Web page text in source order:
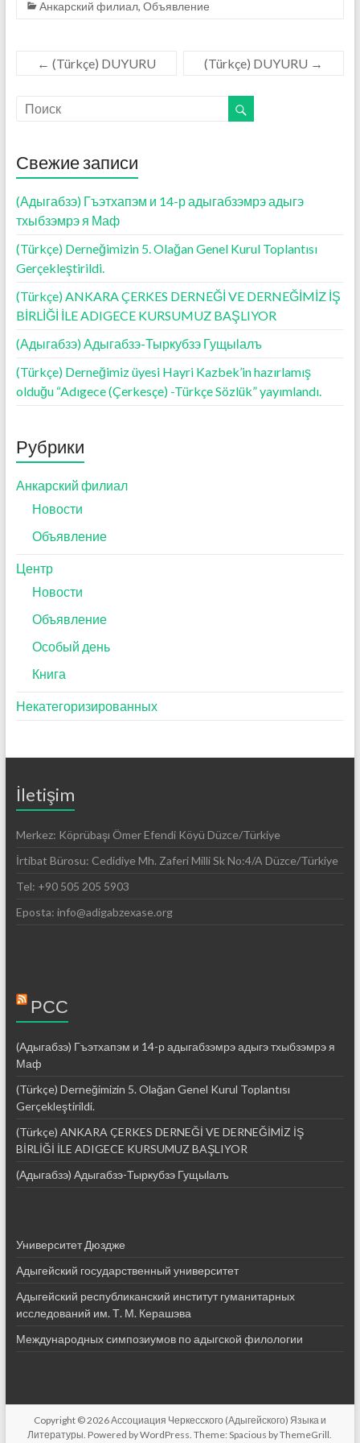
o
p er и
Анкарский филиал, Объявление
← (Türkçe) DUYURU (Türkçe) DUYURU →
Свежие записи
(Адыгабзэ) Гъэтхапэм и 14-р адыгабзэмрэ адыгэ
тхыбзэмрэ я Маф
(Türkçe) Derneğimizin 5. Olağan Genel Kurul Toplantısı
Gerçekleştirildi.
(Türkçe) ANKARA ÇERKES DERNEĞİ VE DERNEĞİMİZ İŞ
BİRLİĞİ İLE ADIGECE KURSUMUZ BAŞLIYOR
(Адыгабзэ) Адыгабзэ-Тыркубзэ Гущыӏалъ
(Türkçe) Derneğimiz üyesi Hayri Kazbek’in hazırlamış
olduğu “Adıgece (Çerkesçe) -Türkçe Sözlük” yayımlandı.
Рубрики
Анкарский филиал
Новости
Объявление
Центр
Новости
Объявление
Особый день
Книга
Некатегоризированных
İletişim
Merkez: Köprübaşı Ömer Efendi Köyü Düzce/Türkiye
İrtibat Bürosu: Cedidiye Mh. Zaferi Milli Sk No:4/A Düzce/Türkiye
Tel: +90 505 205 5903
Eposta: info@adigabzexase.org
РСС
(Адыгабзэ) Гъэтхапэм и 14-р адыгабзэмрэ адыгэ тхыбзэмрэ я
Маф
(Türkçe) Derneğimizin 5. Olağan Genel Kurul Toplantısı
Gerçekleştirildi.
(Türkçe) ANKARA ÇERKES DERNEĞİ VE DERNEĞİMİZ İŞ
BİRLİĞİ İLE ADIGECE KURSUMUZ BAŞLIYOR
(Адыгабзэ) Адыгабзэ-Тыркубзэ Гущыӏалъ
Университет Дюздже
Адыгейский государственный университет
Адыгейский республиканский институт гуманитарных
исследований им. Т. М. Керашэва
Международных симпозиумов по адыгской филологии
Copyright © 2026Ассоциация Черкесского (Адыгейского) Языка и
Литературы. Powered byWordPress. Theme: Spacious byThemeGrill.